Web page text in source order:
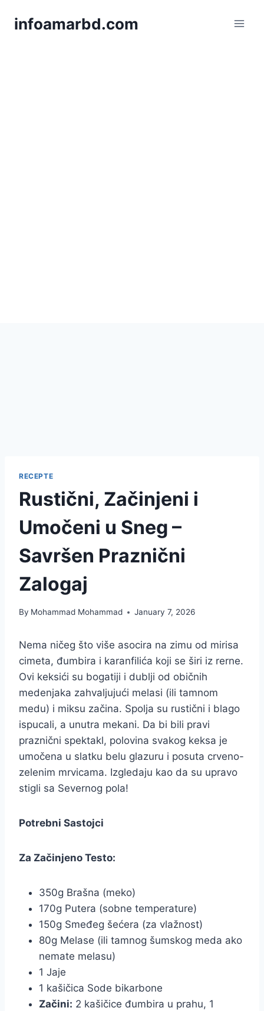
infoamarbd.com
RECEPTE
Rustični, Začinjeni i
Umočeni u Sneg –
Savršen Praznični
Zalogaj
By Mohammad Mohammad January 7, 2026
Nema ničeg što više asocira na zimu od mirisa
cimeta, đumbira i karanfilića koji se širi iz rerne.
Ovi keksići su bogatiji i dublji od običnih
medenjaka zahvaljujući melasi (ili tamnom
medu) i miksu začina. Spolja su rustični i blago
ispucali, a unutra mekani. Da bi bili pravi
praznični spektakl, polovina svakog keksa je
umočena u slatku belu glazuru i posuta crveno-
zelenim mrvicama. Izgledaju kao da su upravo
stigli sa Severnog pola!
Potrebni Sastojci
Za Začinjeno Testo:
350g Brašna (meko)
170g Putera (sobne temperature)
150g Smeđeg šećera (za vlažnost)
80g Melase (ili tamnog šumskog meda ako
nemate melasu)
1 Jaje
1 kašičica Sode bikarbone
Začini: 2 kašičice đumbira u prahu, 1